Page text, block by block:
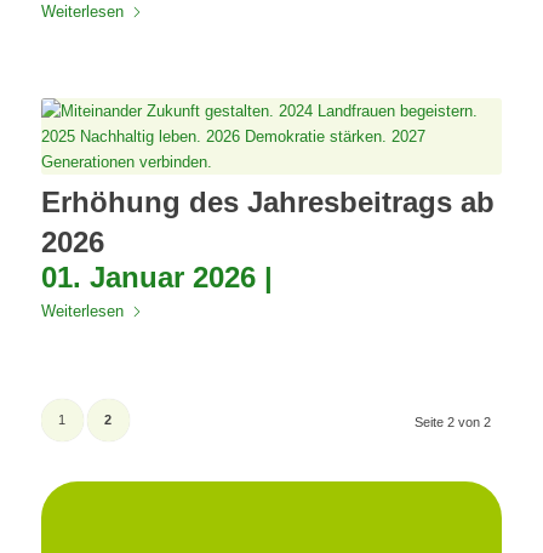
Weiterlesen
Erhöhung des Jahresbeitrags ab
2026
01. Januar 2026 |
Weiterlesen
Seite 2 von 2
1 2